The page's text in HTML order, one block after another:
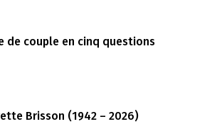
de couple en cinq questions
Brisson (1942 – 2026)